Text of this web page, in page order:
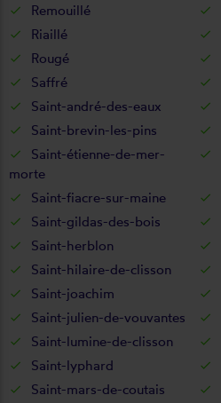
Remouillé
Riaillé
Rougé
Saffré
Saint-andré-des-eaux
Saint-brevin-les-pins
Saint-étienne-de-mer-
morte
Saint-fiacre-sur-maine
Saint-gildas-des-bois
Saint-herblon
Saint-hilaire-de-clisson
Saint-joachim
Saint-julien-de-vouvantes
Saint-lumine-de-clisson
Saint-lyphard
Saint-mars-de-coutais